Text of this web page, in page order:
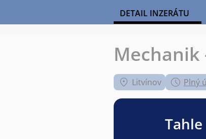
DETAIL INZERÁTU
Litvínov Plný